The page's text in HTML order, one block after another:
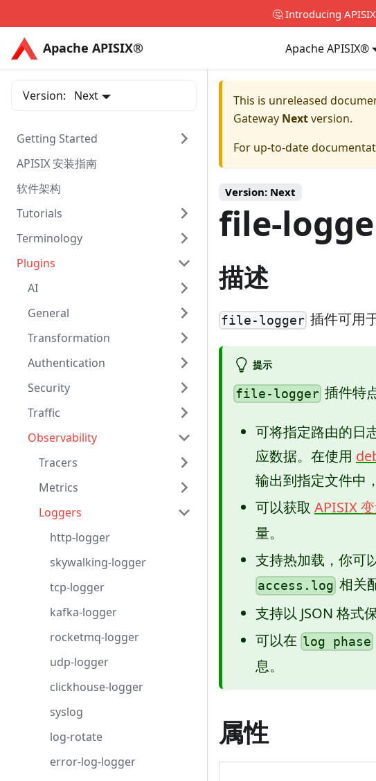
🤔 Introducing
Apache APISIX® Apache APISIX®
Apache APISIX®
Version: Next
Getting Started
APISIX 安装指南
软件架构
Tutorials
Terminology
Plugins
AI
General
Transformation
Authentication
Security
Traffic
Observability
Tracers
Metrics
Loggers
http-logger
skywalking-logger
tcp-logger
kafka-logger
rocketmq-logger
udp-logger
clickhouse-logger
syslog
log-rotate
error-log-logger
This is unreleased
Gateway Nextversion.
For up-to-date
Version: Next
file-
描述
file-logger 插件可用
提示
file-logger 插件特
可将指定路由的日
应数据。在使用
输出到指定文件中
可以获取 APISIX
量。
支持热加载，你可
access.log 相关
支持以 JSON 格式
可以在 log phase
息。
属性